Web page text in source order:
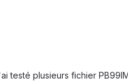
testé plusieurs fichier